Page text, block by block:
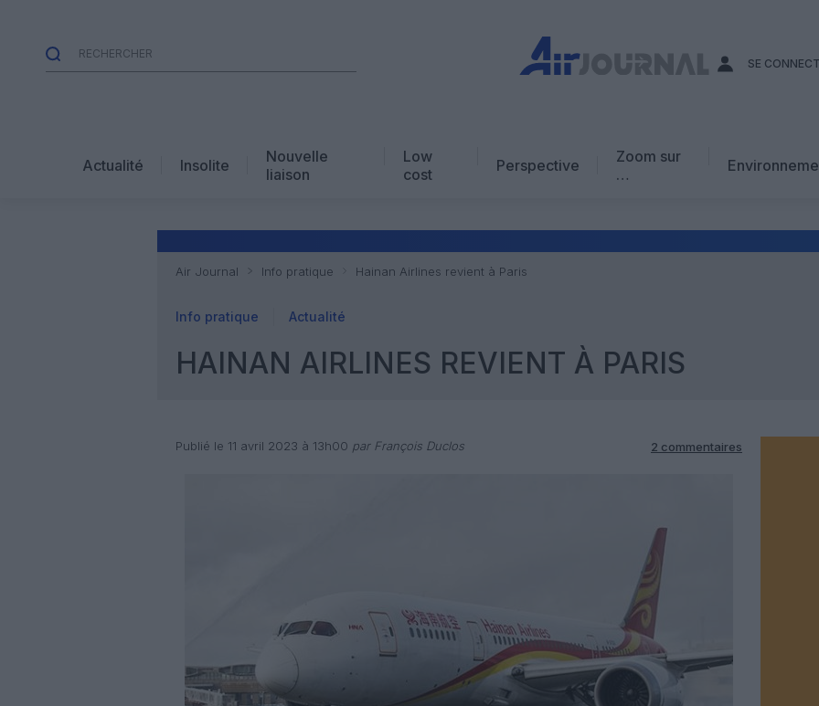
SE
Actualité Insolite
Nouvelle
liaison
Low
cost
Perspective
Zoom sur
…
Air Journal Info pratique Hainan Airlines revient à Paris
Info pratique Actualité
HAINAN AIRLINES REVIENT À PARIS
Publié le 11 avril 2023 à 13h00 par François Duclos 2 commentaires